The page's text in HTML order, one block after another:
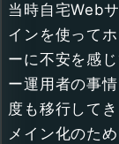
当時自宅Web
インを使って
ーに不安を感
ー運用者の事
度も移行して
メイン化のた